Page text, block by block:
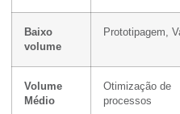
Baixo
volume
Prototipagem,
Volume
Médio
Otimização de
processos